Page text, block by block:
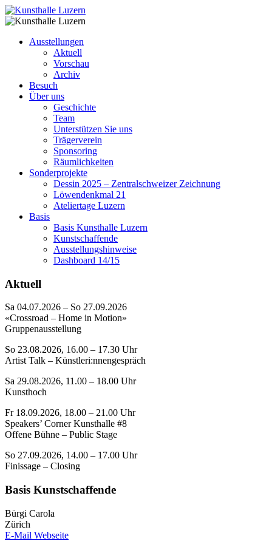
Ausstellungen
Aktuell
Vorschau
Archiv
Besuch
Über uns
Geschichte
Team
Unterstützen Sie uns
Trägerverein
Sponsoring
Räumlichkeiten
Sonderprojekte
Dessin 2025 – Zentralschweizer Zeichnung
Löwendenkmal 21
Ateliertage Luzern
Basis
Basis Kunsthalle Luzern
Kunstschaffende
Ausstellungshinweise
Dashboard 14/15
Aktuell
Sa 04.07.2026 – So 27.09.2026
«Crossroad – Home in Motion»
Gruppenausstellung
So 23.08.2026, 16.00 – 17.30 Uhr
Artist Talk – Künstleri:nnengespräch
Sa 29.08.2026, 11.00 – 18.00 Uhr
Kunsthoch
Fr 18.09.2026, 18.00 – 21.00 Uhr
Speakers’ Corner Kunsthalle #8
Offene Bühne – Public Stage
So 27.09.2026, 14.00 – 17.00 Uhr
Finissage – Closing
Basis Kunstschaffende
Bürgi Carola
Zürich
E-Mail Webseite